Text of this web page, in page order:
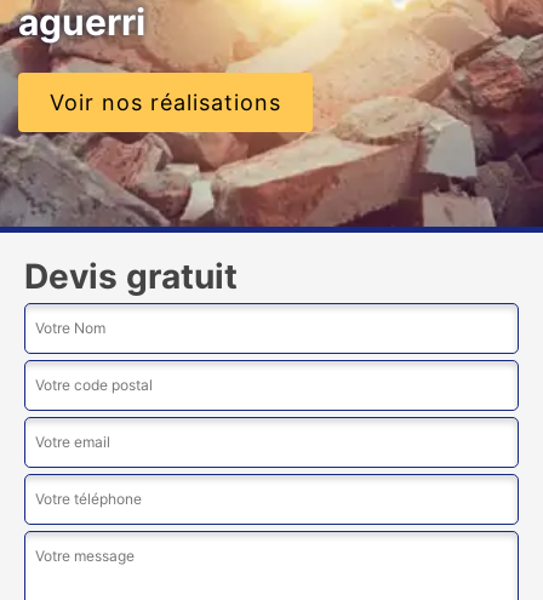
aguerri
Voir nos réalisations
Devis gratuit